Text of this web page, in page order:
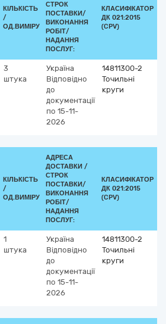
КІЛЬКІСТЬ
/
ОД.ВИМІРУ
СТРОК
ПОСТАВКИ/
ВИКОНАННЯ
РОБІТ/
НАДАННЯ
ПОСЛУГ:
КЛАСИФІКАТОР
ДК 021:2015
(CPV)
3
штука
Україна
Відповідно
до
документації
по 15-11-
2026
14811300-2
Точильні
круги
КІЛЬКІСТЬ
/
ОД.ВИМІРУ
АДРЕСА
ДОСТАВКИ /
СТРОК
ПОСТАВКИ/
ВИКОНАННЯ
РОБІТ/
НАДАННЯ
ПОСЛУГ:
КЛАСИФІКАТОР
ДК 021:2015
(CPV)
1
штука
Україна
Відповідно
до
документації
по 15-11-
2026
14811300-2
Точильні
круги